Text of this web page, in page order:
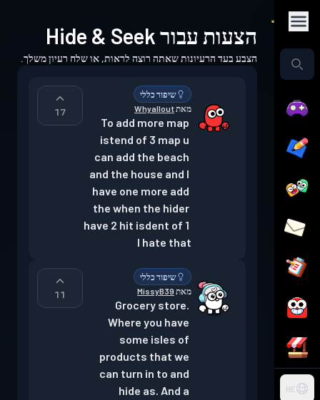
HE
הצעות עבור Hide & Seek
הצבע בעד הרעיונות שאתה רוצה לראות, או שלח רעיון משלך.
שיפור כללי
מאתWhyallout
To add more map
istend of 3 map u
can add the beach
and the house and I
have one more add
the when the hider
have 2 hit isdent of 1
I hate that
17
שיפור כללי
מאת MissyB39
Grocery store.
Where you have
some isles of
products that we
can turn in to and
hide as. And a
11